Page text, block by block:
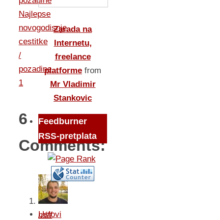
Najlepse
novogodisnje
cestitke
/
pozadine
1
6
Comments:
miff
Zarada na
Internetu,
freelance
platforme from
Mr Vladimir
Stankovic
Feedburner
RSS-pretplata
Uslovi